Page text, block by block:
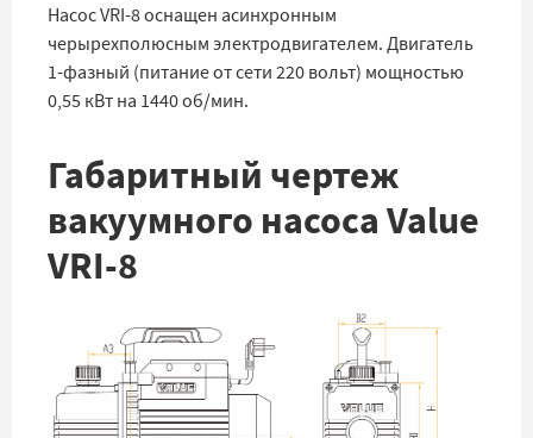
Насос VRI-8 оснащен асинхронным
черырехполюсным электродвигателем. Двигатель
1-фазный (питание от сети 220 вольт) мощностью
0,55 кВт на 1440 об/мин.
Габаритный чертеж
вакуумного насоса Value
VRI-8